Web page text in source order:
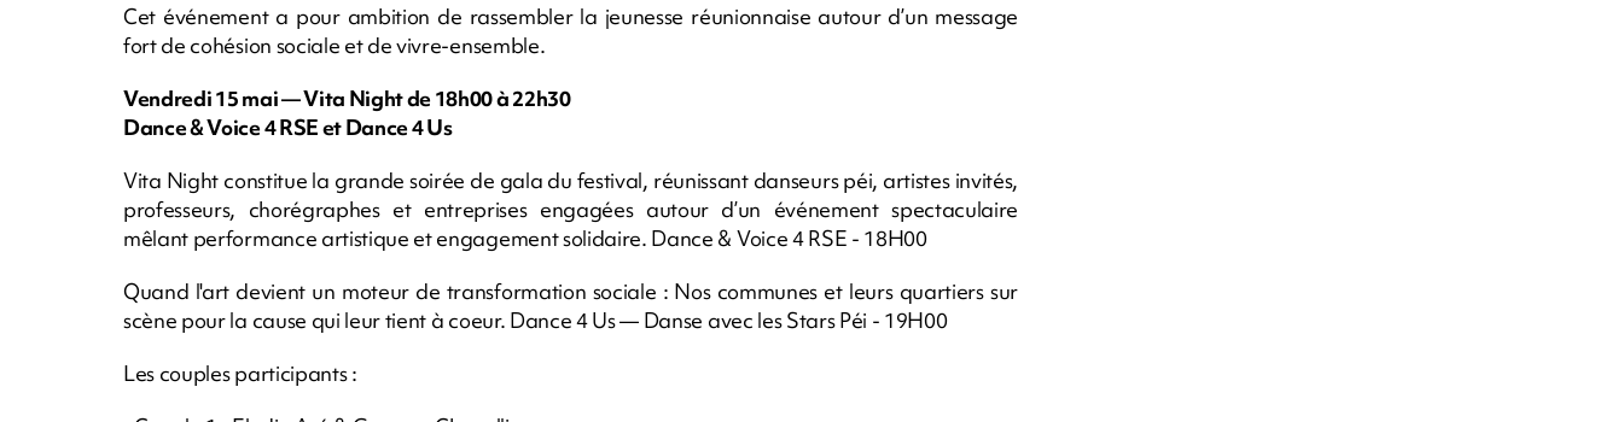
Cet événement a pour ambition de rassembler la jeunesse réunionnaise autour d’un message
fort de cohésion sociale et de vivre-ensemble.
Vendredi 15 mai — Vita Night de 18h00 à 22h30
Dance & Voice 4 RSE et Dance 4 Us
Vita Night constitue la grande soirée de gala du festival, réunissant danseurs péi, artistes invités,
professeurs, chorégraphes et entreprises engagées autour d’un événement spectaculaire
mêlant performance artistique et engagement solidaire. Dance & Voice 4 RSE - 18H00
Quand l'art devient un moteur de transformation sociale : Nos communes et leurs quartiers sur
scène pour la cause qui leur tient à coeur. Dance 4 Us — Danse avec les Stars Péi - 19H00
Les couples participants :